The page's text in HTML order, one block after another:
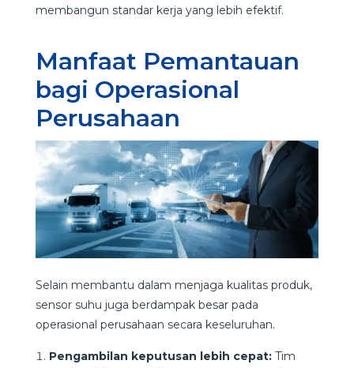
membangun standar kerja yang lebih efektif.
Manfaat Pemantauan
bagi Operasional
Perusahaan
Selain membantu dalam menjaga kualitas produk,
sensor suhu juga berdampak besar pada
operasional perusahaan secara keseluruhan.
Pengambilan keputusan lebih cepat: Tim